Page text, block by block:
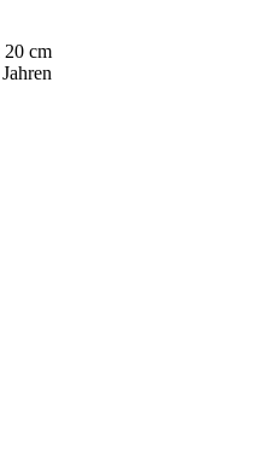
20 cm